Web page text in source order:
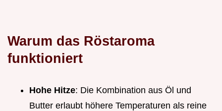
Warum das Röstaroma
funktioniert
Hohe Hitze: Die Kombination aus Öl und
Butter erlaubt höhere Temperaturen als reine